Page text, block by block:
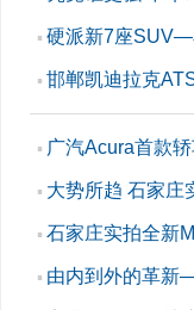
▪ 硬派新7座SUV—
▪ 邯郸凯迪拉克
▪ 广汽Acura首款
▪ 大势所趋 石家庄
▪ 石家庄实拍全新
▪ 由内到外的革新